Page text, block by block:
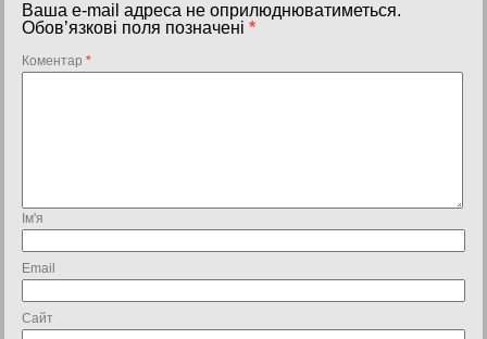
Ваша e-mail адреса не оприлюднюватиметься.
Обов’язкові поля позначені *
Коментар *
Ім'я
Email
Сайт